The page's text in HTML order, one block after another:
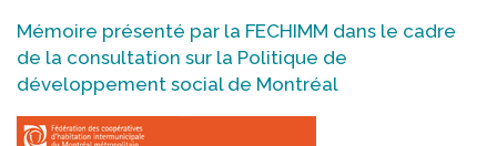
Mémoire présenté par la FECHIMM dans le cadre
de la consultation sur la Politique de
développement social de Montréal